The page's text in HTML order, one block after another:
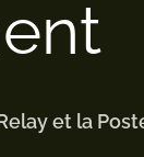
et la